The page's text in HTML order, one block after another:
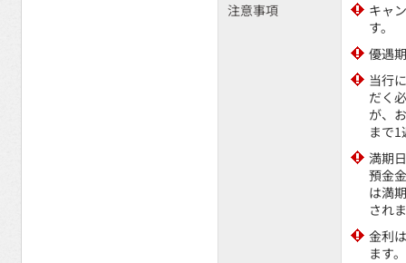
注意事項
キャ
す。
優遇
当行
だく
が、
まで
満期
預金
は満
され
金利
ます。